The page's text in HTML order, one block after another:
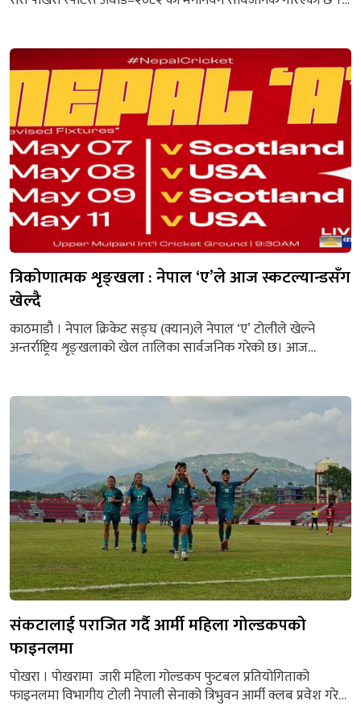
बिहीबार सार्वजनिक गरिएको हो । मञ्चले बिहीबार पोखरामा पत्रकार
सम्मेलन गरी वर्ष सर्वोत्कृष्ट खेलाडी पुरुष र...
त्रिकोणात्मक शृङ्खला : नेपाल ‘ए’ले आज स्कटल्यान्डसँग
खेल्दै
काठमाडाै‌ं । नेपाल क्रिकेट सङ्घ (क्यान)ले नेपाल ‘ए’ टोलीले खेल्ने
अन्तर्राष्ट्रिय शृङ्खलाको खेल तालिका सार्वजनिक गरेको छ। आज
स्कटल्याण्ड र अमेरिका सहभागी हुनेछन्। खेल तालिका अनुसार नेपाल
‘ए’ले आज पहिलो खेल स्कटल्याण्ड, वैशाख २५ गते दोस्रो...
संकटालाई पराजित गर्दै आर्मी महिला गोल्डकपको
फाइनलमा
पोखरा । पाेखरामा जारी महिला गोल्डकप फुटबल प्रतियोगिताको
फाइनलमा विभागीय टोली नेपाली सेनाको त्रिभुवन आर्मी क्लब प्रवेश गरेको